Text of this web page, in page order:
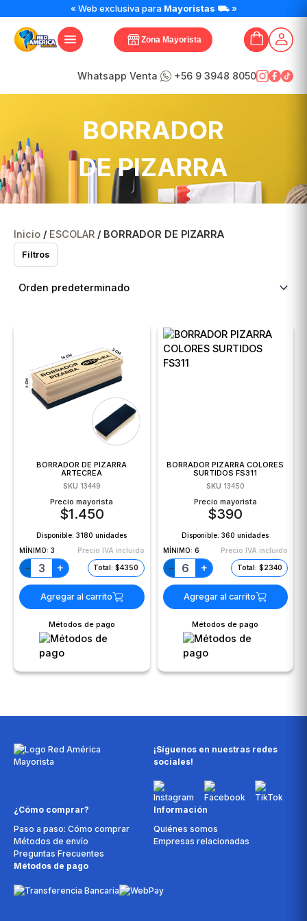
« Web exclusiva para Mayoristas ⛟ »
Zona Mayorista
Whatsapp Venta +56 9 3948 8050
BORRADOR
DE PIZARRA
Inicio / ESCOLAR / BORRADOR DE PIZARRA
Filtros
BORRADOR DE PIZARRA
ARTECREA
SKU 13449
Precio mayorista
$1.450
Disponible:3180 unidades
MÍNIMO: 3 Precio IVA incluido
− + Total: $4350
Agregar al carrito
Métodos de pago
BORRADOR PIZARRA COLORES
SURTIDOS FS311
SKU 13450
Precio mayorista
$390
Disponible:360 unidades
MÍNIMO: 6 Precio IVA incluido
− + Total: $2340
Agregar al carrito
Métodos de pago
¡Síguenos en nuestras redes
sociales!
¿Cómo comprar?
Paso a paso: Cómo comprar
Métodos de envío
Preguntas Frecuentes
Información
Quiénes somos
Empresas relacionadas
Métodos de pago